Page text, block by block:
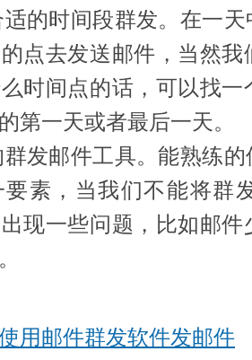
的时间段群发。在一天
点去发送邮件，当然
时间点的话，可以找
第一天或者最后一天。
发邮件工具。能熟练的
素，当我们不能将群
现一些问题，比如邮
用邮件群发软件发邮件